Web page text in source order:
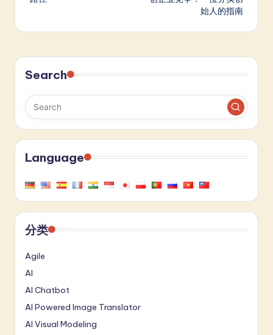
始人的指南
Search
Language
分类
Agile
AI
AI Chatbot
AI Powered Image Translator
AI Visual Modeling